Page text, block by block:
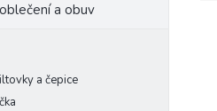
a obuv
a čepice